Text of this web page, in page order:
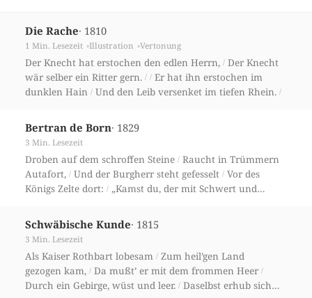
Die Rache· 1810
1 Min. Lesezeit Illustration Vertonung
Der Knecht hat erstochen den edlen Herrn, /Der Knecht
wär selber ein Ritter gern. / /Er hat ihn erstochen im
dunklen Hain /Und den Leib versenket im tiefen Rhein. /
Bertran de Born· 1829
3 Min. Lesezeit
Droben auf dem schroffen Steine /Raucht in Trümmern
Autafort, /Und der Burgherr steht gefesselt /Vor des
Königs Zelte dort: /„Kamst du, der mit Schwert und
Schwäbische Kunde· 1815
3 Min. Lesezeit
Als Kaiser Rothbart lobesam /Zum heil’gen Land
gezogen kam, /Da mußt’ er mit dem frommen Heer /
Durch ein Gebirge, wüst und leer. /Daselbst erhub sich